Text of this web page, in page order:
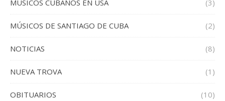
MÚSICOS CUBANOS EN USA (3)
MÚSICOS DE SANTIAGO DE CUBA (2)
NOTICIAS (8)
NUEVA TROVA (1)
OBITUARIOS (10)